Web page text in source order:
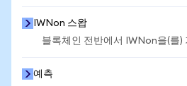
IWNon 스왑
블록체인 전반에서 IWNon을(를)
예측